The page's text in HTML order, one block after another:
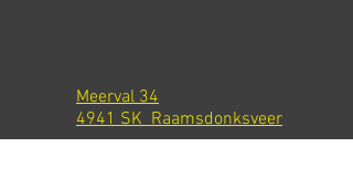
Meerval 34
4941 SK Raamsdonksveer